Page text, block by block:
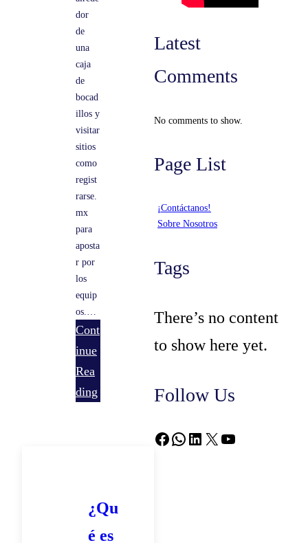
dor
de
una
caja
de
bocad
illos y
visitar
sitios
como
regist
rarse.
mx
para
aposta
r por
los
equip
os.…
Cont
inue
Rea
ding
:
E
a
n
¿Qu
é es
Latest
Comments
No comments to show.
Page List
¡Contáctanos!
Sobre Nosotros
Tags
There’s no content
to show here yet.
Follow Us
Facebook WhatsApp LinkedIn X YouTube